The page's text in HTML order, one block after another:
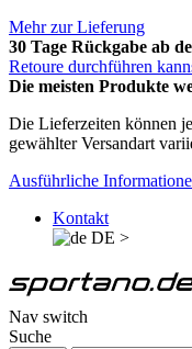
Mehr zur Lieferung
30 Tage Rückgabe ab
Retoure durchführen
Die meisten Produkte
Die Lieferzeiten können
gewählter Versandart
Ausführliche
Kontakt
DE >
Nav switch
Suche